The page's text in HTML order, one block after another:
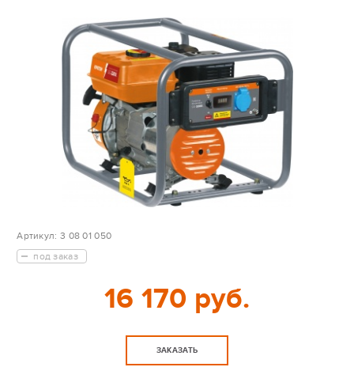
Артикул: 3 08 01 050
под заказ
16 170 руб.
ЗАКАЗАТЬ